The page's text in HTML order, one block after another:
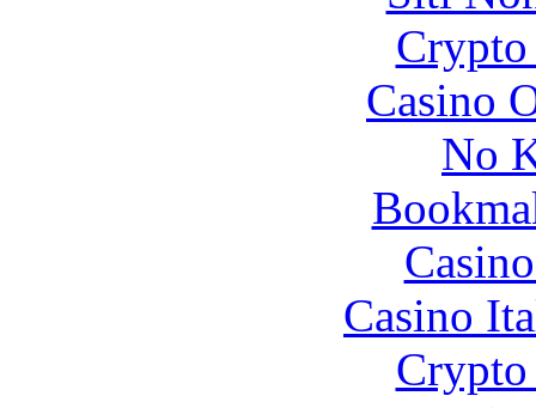
Casino
No
Casino